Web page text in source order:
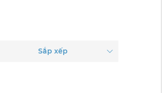
Sắp xếp